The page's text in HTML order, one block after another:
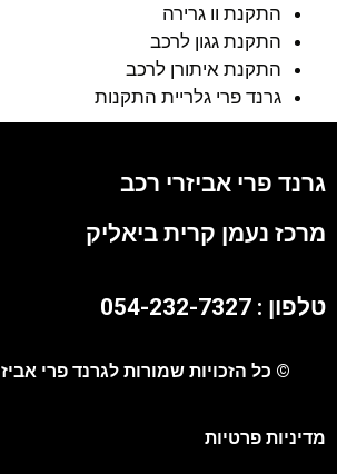
התקנת וו גרירה
התקנת גגון לרכב
התקנת איתורן לרכב
גרנד פרי גלריית התקנות
גרנד פרי אביזרי רכב
מרכז נעמן קרית ביאליק
טלפון : 054-232-7327
© כל הזכויות שמורות לגרנד פרי
מדיניות פרטיות